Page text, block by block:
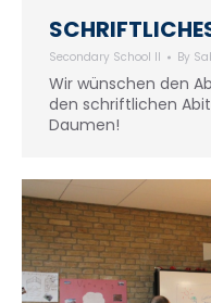
Secondary School II By
Wir wünschen den
den schriftlichen
Daumen!